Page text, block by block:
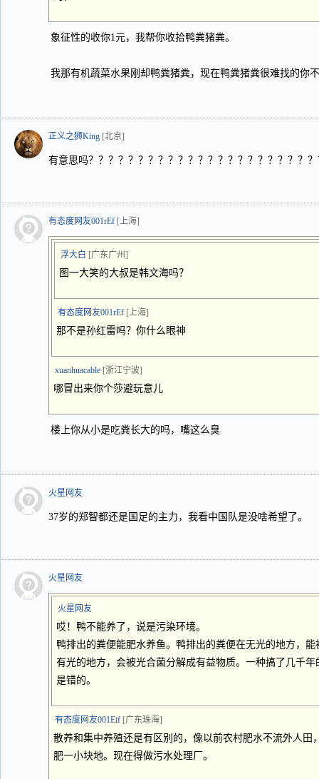
象征性的收你1元，我帮你收拾鸭粪猪粪。
我那有机蔬菜水果刚却鸭粪猪粪，现在鸭粪猪粪很难找的你
正义之狮King [北京]
有意思吗？？？？？？？？？？？？？？？？？？？？？？
有态度网友001rEf [上海]
浮大白 [广东广州]
图一大笑的大叔是韩文海吗？
有态度网友001rEf [上海]
那不是孙红雷吗？你什么眼神
xuanhuacable [浙江宁波]
哪冒出来你个莎避玩意儿
楼上你从小是吃粪长大的吗，嘴这么臭
火星网友
37岁的郑智都还是国足的主力，我看中国队是没啥希望了。
火星网友
火星网友
哎！鸭不能养了，说是污染环境。
鸭排出的粪便能肥水养鱼。鸭排出的粪便在无光的地方，
有光的地方，会被光合菌分解成有益物质。一种搞了几千
是错的。
有态度网友001Eif [广东珠海]
散养和集中养殖还是有区别的，像以前农村肥水不流外人田
肥一小块地。现在得做污水处理厂。